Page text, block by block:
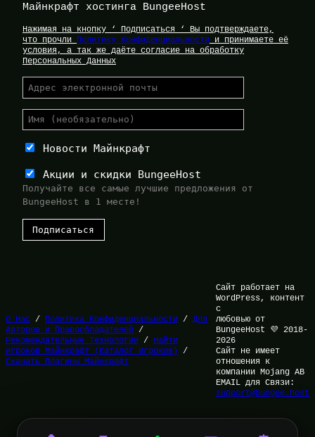
Майнкрафт хостинга BungeeHost
Нажимая на кнопку ‘ Подписаться ‘ Вы подтверждаете,
что прочли Политику Конфиденциальности и принимаете её
условия, а так же даёте согласие на обработку
Персональных Данных
Новости Майнкрафт
Акции и скидки BungeeHost
Получайте все самые лучшие предложения от
BungeeHost в 1 месте!
О Нас / Политика Конфиденциальности / Для
Авторов и Правообладателей /
Рекомендательные Технологии / Найти
игроков Майнкрафт (Каталог Игроков) /
Скачать Плагины Майнкрафт
Сайт работает на
WordPress, контент
с
любовью от
BungeeHost 💜 2018-
2026
Сайт не имеет
отношения к
компании Mojang AB
EMAIL для Связи:
support@bungee.host